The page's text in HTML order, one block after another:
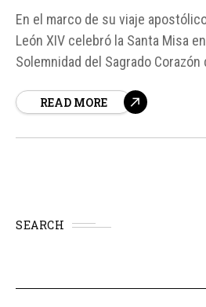
En el marco de su viaje
León XIV celebró la Santa Misa
Solemnidad del Sagrado
invitó a los presentes a rezar por
READ MORE
SEARCH